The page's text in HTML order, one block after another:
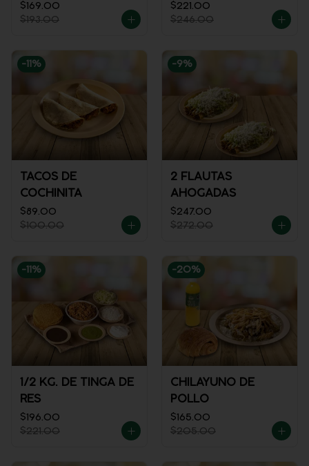
$169.00
$193.00
$221.00
$246.00
-11 %
TACOS DE
COCHINITA
$89.00
$100.00
-9%
2 FLAUTAS
AHOGADAS
$247.00
$272.00
-11 %
1/2 KG. DE TINGA DE
RES
$196.00
$221.00
-20%
CHILAYUNO DE
POLLO
$165.00
$205.00